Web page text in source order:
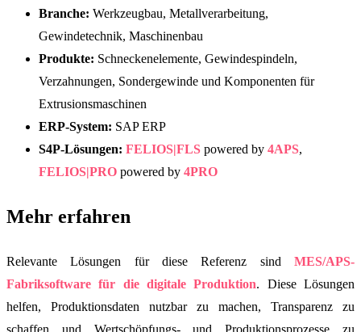
Branche: Werkzeugbau, Metallverarbeitung,
Gewindetechnik, Maschinenbau
Produkte: Schneckenelemente, Gewindespindeln,
Verzahnungen, Sondergewinde und Komponenten für
Extrusionsmaschinen
ERP-System: SAP ERP
S4P-Lösungen: FELIOS|FLS powered by 4APS,
FELIOS|PRO powered by 4PRO
Mehr erfahren
Relevante Lösungen für diese Referenz sind MES/APS-
Fabriksoftware für die digitale Produktion. Diese Lösungen
helfen, Produktionsdaten nutzbar zu machen, Transparenz zu
schaffen und Wertschöpfungs- und Produktionsprozesse zu